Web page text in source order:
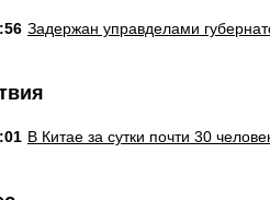
Задержан управделами
В Китае за сутки почти 30